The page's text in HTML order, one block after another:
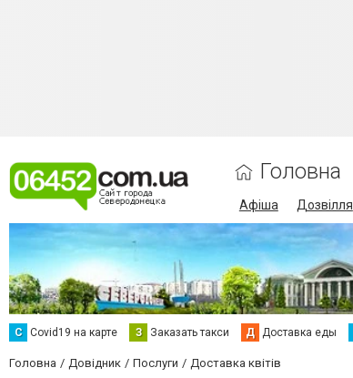
Головна
Афіша Дозвілля
С Сovid19 на карте З Заказать такси Д Доставка еды
Головна Довідник Послуги Доставка квітів